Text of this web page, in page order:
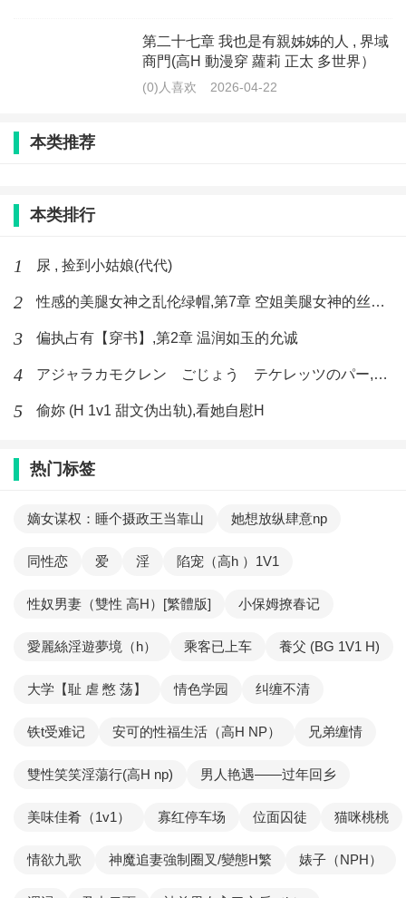
第二十七章 我也是有親姊姊的人 , 界域
商門(高H 動漫穿 蘿莉 正太 多世界）
(染指濡墨)
(0)人喜欢 2026-04-22
本类推荐
本类排行
1 尿 , 捡到小姑娘(代代)
2 性感的美腿女神之乱伦绿帽,第7章 空姐美腿女神的丝袜足交
3 偏执占有【穿书】,第2章 温润如玉的允诚
4 アジャラカモクレン ごじょう テケレッツのパー,【No. 42 Rube Goldberg Machine】十四
5 偷妳 (H 1v1 甜文伪出轨),看她自慰H
热门标签
嫡女谋权：睡个摄政王当靠山 她想放纵肆意np
同性恋 爱 淫 陷宠（高h ）1V1
性奴男妻（雙性 高H）[繁體版] 小保姆撩春记
愛麗絲淫遊夢境（h） 乘客已上车 養父 (BG 1V1 H)
大学【耻 虐 憋 荡】 情色学园 纠缠不清
铁t受难记 安可的性福生活（高H NP） 兄弟缠情
雙性笑笑淫蕩行(高H np) 男人艳遇——过年回乡
美味佳肴（1v1） 寡红停车场 位面囚徒 猫咪桃桃
情欲九歌 神魔追妻強制圈叉/變態H繁 婊子（NPH）